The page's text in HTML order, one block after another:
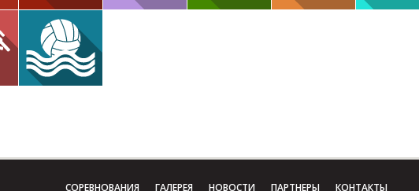
СОРЕВНОВАНИЯ ГАЛЕРЕЯ НОВОСТИ ПАРТНЕРЫ КОНТАКТЫ